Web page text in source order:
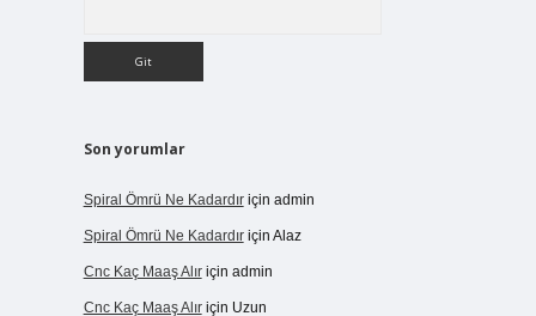
Son yorumlar
Spiral Ömrü Ne Kadardıriçin admin
Spiral Ömrü Ne Kadardıriçin Alaz
Cnc Kaç Maaş Alıriçin admin
Cnc Kaç Maaş Alıriçin Uzun